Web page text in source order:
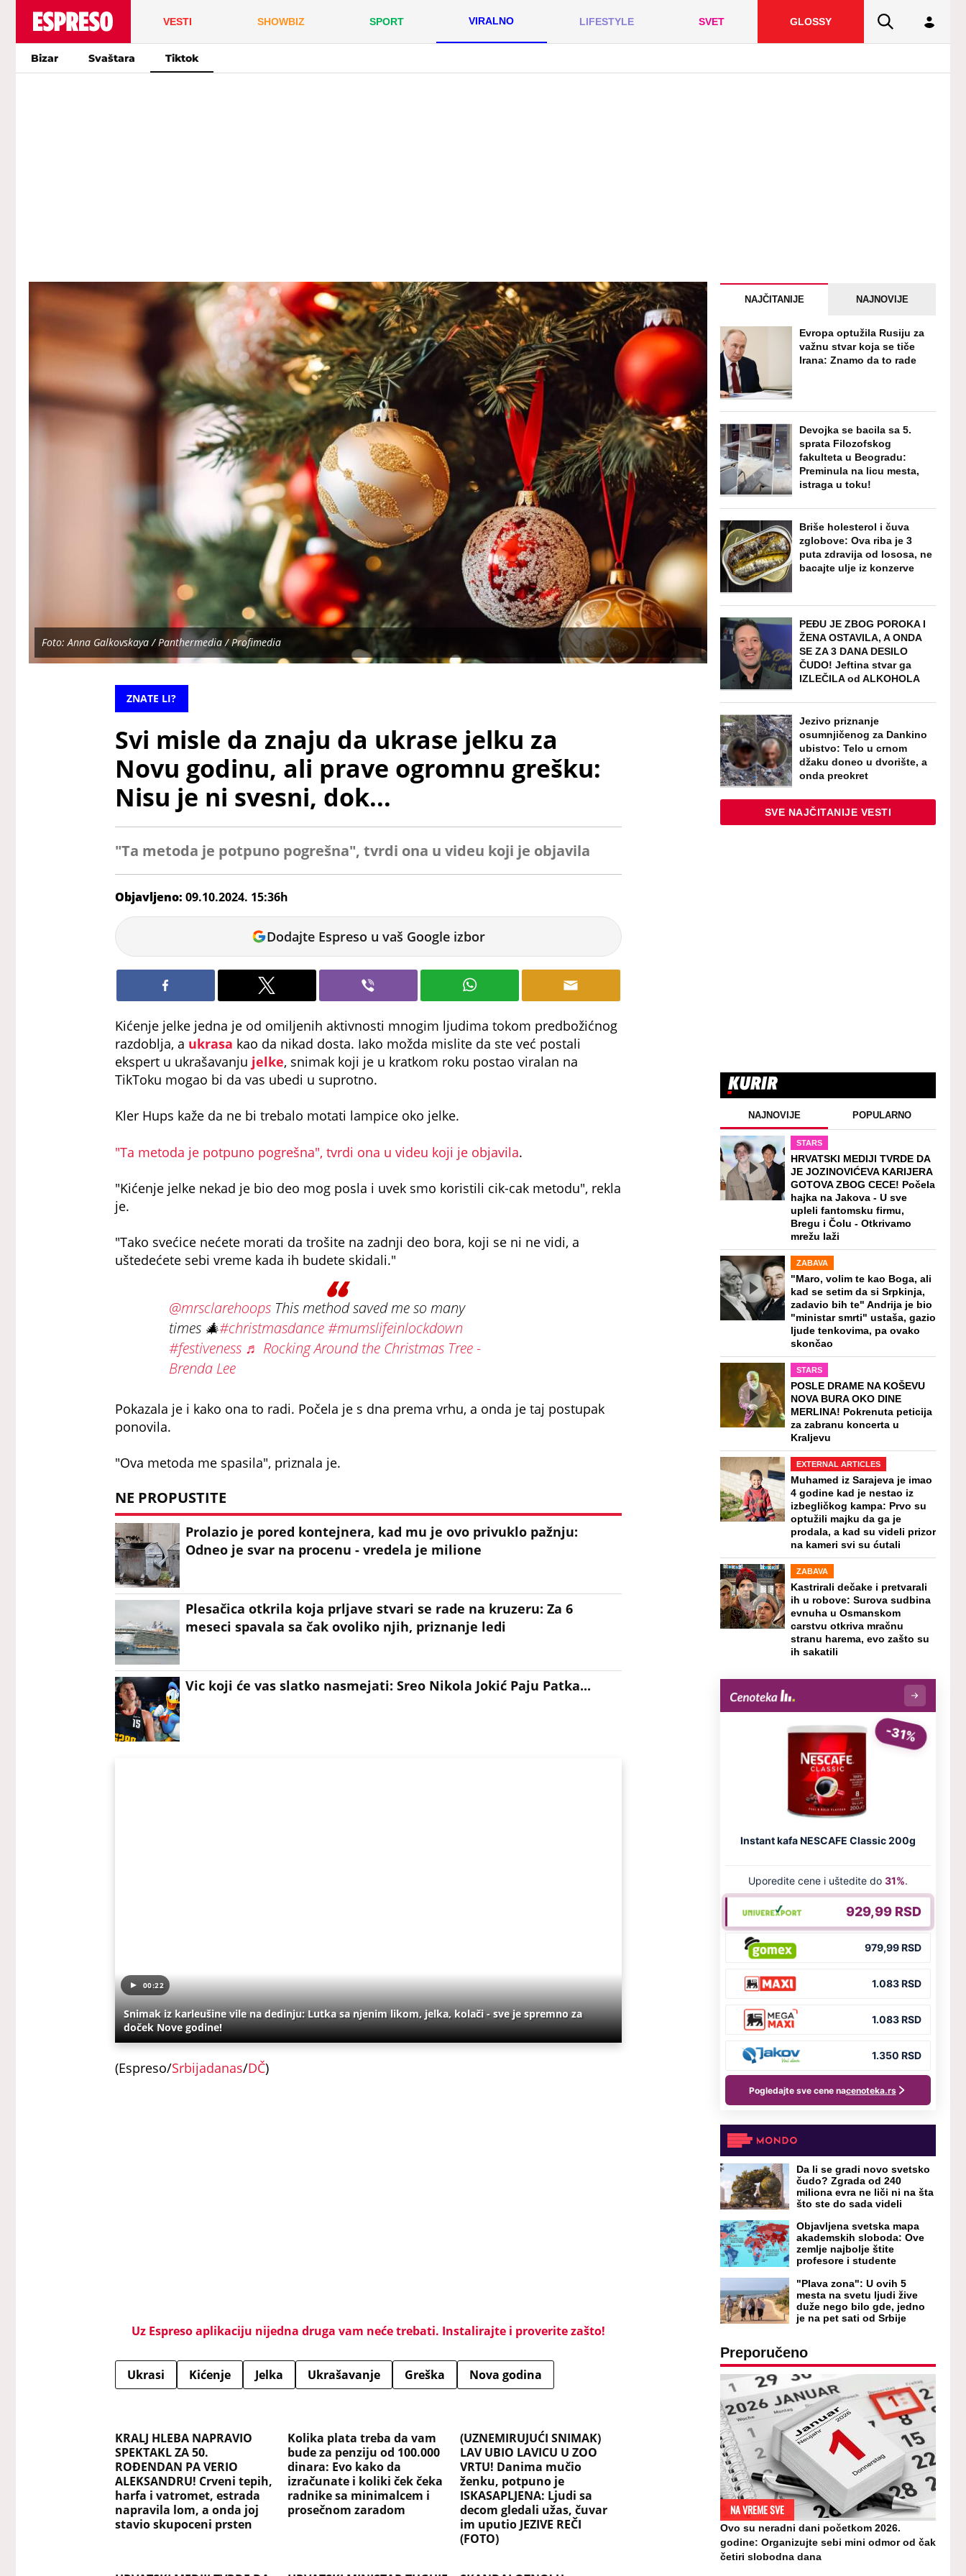
VESTI SHOWBIZ SPORT VIRALNO LIFESTYLE SVET GLOSSY
Bizar Svaštara Tiktok
Foto: Anna Galkovskaya / Panthermedia / Profimedia
ZNATE LI?
Svi misle da znaju da ukrase jelku za
Novu godinu, ali prave ogromnu grešku:
Nisu je ni svesni, dok...
"Ta metoda je potpuno pogrešna", tvrdi ona u videu koji je objavila
Objavljeno: 09.10.2024. 15:36h
Dunja
Čavić
Dodajte Espreso u vaš Google izbor
Kićenje jelke jedna je od omiljenih aktivnosti mnogim ljudima tokom predbožićnog
razdoblja, a ukrasa kao da nikad dosta. Iako možda mislite da ste već postali
ekspert u ukrašavanju jelke, snimak koji je u kratkom roku postao viralan na
TikToku mogao bi da vas ubedi u suprotno.
Kler Hups kaže da ne bi trebalo motati lampice oko jelke.
"Ta metoda je potpuno pogrešna", tvrdi ona u videu koji je objavila.
"Kićenje jelke nekad je bio deo mog posla i uvek smo koristili cik-cak metodu", rekla
je.
"Tako svećice nećete morati da trošite na zadnji deo bora, koji se ni ne vidi, a
uštedećete sebi vreme kada ih budete skidali."
@mrsclarehoopsThis method saved me so many
times 🎄#christmasdance #mumslifeinlockdown
#festiveness ♬ Rocking Around the Christmas Tree -
Brenda Lee
Pokazala je i kako ona to radi. Počela je s dna prema vrhu, a onda je taj postupak
ponovila.
"Ova metoda me spasila", priznala je.
NE PROPUSTITE
Prolazio je pored kontejnera, kad mu je ovo privuklo pažnju:
Odneo je svar na procenu - vredela je milione
Plesačica otkrila koja prljave stvari se rade na kruzeru: Za 6
meseci spavala sa čak ovoliko njih, priznanje ledi
Vic koji će vas slatko nasmejati: Sreo Nikola Jokić Paju Patka...
00:22
Snimak iz karleušine vile na dedinju: Lutka sa njenim likom, jelka, kolači - sve je spremno za
doček Nove godine!
(Espreso/Srbijadanas/DČ)
Uz Espreso aplikaciju nijedna druga vam neće trebati. Instalirajte i proverite zašto!
Ukrasi Kićenje Jelka Ukrašavanje Greška Nova godina
KRALJ HLEBA NAPRAVIO
SPEKTAKL ZA 50.
ROĐENDAN PA VERIO
ALEKSANDRU! Crveni tepih,
harfa i vatromet, estrada
napravila lom, a onda joj
stavio skupoceni prsten
Kolika plata treba da vam
bude za penziju od 100.000
dinara: Evo kako da
izračunate i koliki ček čeka
radnike sa minimalcem i
prosečnom zaradom
(UZNEMIRUJUĆI SNIMAK)
LAV UBIO LAVICU U ZOO
VRTU! Danima mučio
ženku, potpuno je
ISKASAPLJENA: Ljudi sa
decom gledali užas, čuvar
im uputio JEZIVE REČI
(FOTO)
NAJČITANIJE NAJNOVIJE
Evropa optužila Rusiju za
važnu stvar koja se tiče
Irana: Znamo da to rade
Devojka se bacila sa 5.
sprata Filozofskog
fakulteta u Beogradu:
Preminula na licu mesta,
istraga u toku!
Briše holesterol i čuva
zglobove: Ova riba je 3
puta zdravija od lososa, ne
bacajte ulje iz konzerve
PEĐU JE ZBOG POROKA I
ŽENA OSTAVILA, A ONDA
SE ZA 3 DANA DESILO
ČUDO! Jeftina stvar ga
IZLEČILA od ALKOHOLA
Jezivo priznanje
osumnjičenog za Dankino
ubistvo: Telo u crnom
džaku doneo u dvorište, a
onda preokret
SVE NAJČITANIJE VESTI
NAJNOVIJE POPULARNO
STARS
HRVATSKI MEDIJI TVRDE DA
JE JOZINOVIĆEVA KARIJERA
GOTOVA ZBOG CECE! Počela
hajka na Jakova - U sve
upleli fantomsku firmu,
Bregu i Čolu - Otkrivamo
mrežu laži
ZABAVA
"Maro, volim te kao Boga, ali
kad se setim da si Srpkinja,
zadavio bih te" Andrija je bio
"ministar smrti" ustaša, gazio
ljude tenkovima, pa ovako
skončao
STARS
POSLE DRAME NA KOŠEVU
NOVA BURA OKO DINE
MERLINA! Pokrenuta peticija
za zabranu koncerta u
Kraljevu
EXTERNAL ARTICLES
Muhamed iz Sarajeva je imao
4 godine kad je nestao iz
izbegličkog kampa: Prvo su
optužili majku da ga je
prodala, a kad su videli prizor
na kameri svi su ćutali
ZABAVA
Kastrirali dečake i pretvarali
ih u robove: Surova sudbina
evnuha u Osmanskom
carstvu otkriva mračnu
stranu harema, evo zašto su
ih sakatili
Da li se gradi novo svetsko
čudo? Zgrada od 240
miliona evra ne liči ni na šta
što ste do sada videli
Objavljena svetska mapa
akademskih sloboda: Ove
zemlje najbolje štite
profesore i studente
"Plava zona": U ovih 5
mesta na svetu ljudi žive
duže nego bilo gde, jedno
je na pet sati od Srbije
Preporučeno
NA VREME SVE
Ovo su neradni dani početkom 2026.
godine: Organizujte sebi mini odmor od čak
četiri slobodna dana